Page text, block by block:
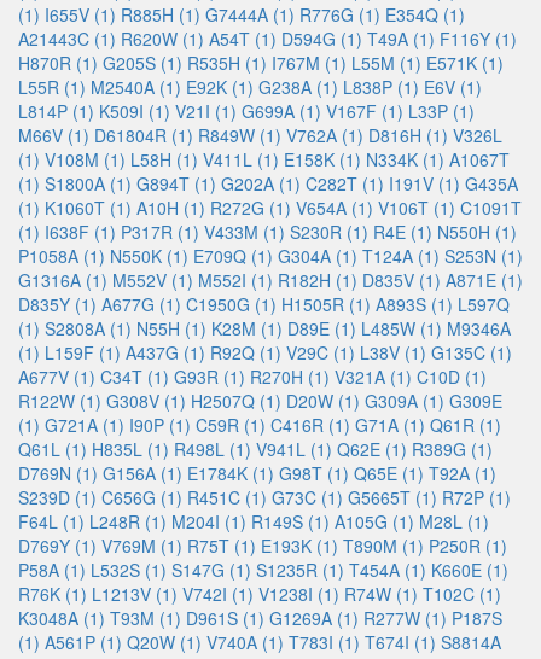
(1) I655V (1) R885H (1) G7444A (1) R776G (1) E354Q (1)
A21443C (1) R620W (1) A54T (1) D594G (1) T49A (1) F116Y (1)
H870R (1) G205S (1) R535H (1) I767M (1) L55M (1) E571K (1)
L55R (1) M2540A (1) E92K (1) G238A (1) L838P (1) E6V (1)
L814P (1) K509I (1) V21I (1) G699A (1) V167F (1) L33P (1)
M66V (1) D61804R (1) R849W (1) V762A (1) D816H (1) V326L
(1) V108M (1) L58H (1) V411L (1) E158K (1) N334K (1) A1067T
(1) S1800A (1) G894T (1) G202A (1) C282T (1) I191V (1) G435A
(1) K1060T (1) A10H (1) R272G (1) V654A (1) V106T (1) C1091T
(1) I638F (1) P317R (1) V433M (1) S230R (1) R4E (1) N550H (1)
P1058A (1) N550K (1) E709Q (1) G304A (1) T124A (1) S253N (1)
G1316A (1) M552V (1) M552I (1) R182H (1) D835V (1) A871E (1)
D835Y (1) A677G (1) C1950G (1) H1505R (1) A893S (1) L597Q
(1) S2808A (1) N55H (1) K28M (1) D89E (1) L485W (1) M9346A
(1) L159F (1) A437G (1) R92Q (1) V29C (1) L38V (1) G135C (1)
A677V (1) C34T (1) G93R (1) R270H (1) V321A (1) C10D (1)
R122W (1) G308V (1) H2507Q (1) D20W (1) G309A (1) G309E
(1) G721A (1) I90P (1) C59R (1) C416R (1) G71A (1) Q61R (1)
Q61L (1) H835L (1) R498L (1) V941L (1) Q62E (1) R389G (1)
D769N (1) G156A (1) E1784K (1) G98T (1) Q65E (1) T92A (1)
S239D (1) C656G (1) R451C (1) G73C (1) G5665T (1) R72P (1)
F64L (1) L248R (1) M204I (1) R149S (1) A105G (1) M28L (1)
D769Y (1) V769M (1) R75T (1) E193K (1) T890M (1) P250R (1)
P58A (1) L532S (1) S147G (1) S1235R (1) T454A (1) K660E (1)
R76K (1) L1213V (1) V742I (1) V1238I (1) R74W (1) T102C (1)
K3048A (1) T93M (1) D961S (1) G1269A (1) R277W (1) P187S
(1) A561P (1) Q20W (1) V740A (1) T783I (1) T674I (1) S8814A